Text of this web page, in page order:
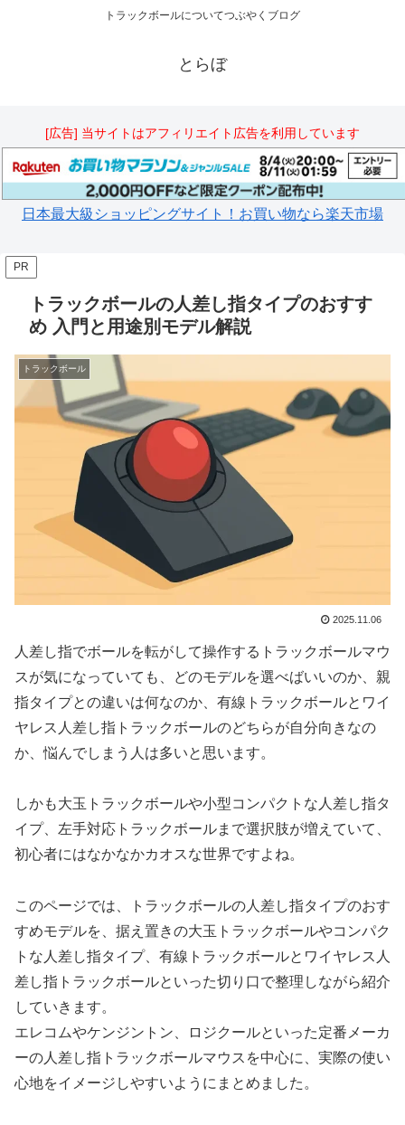
トラックボールについてつぶやくブログ
とらぼ
[広告] 当サイトはアフィリエイト広告を利用しています
日本最大級ショッピングサイト！お買い物なら楽天市場
PR
トラックボールの人差し指タイプのおすす
め 入門と用途別モデル解説
トラックボール
2025.11.06
人差し指でボールを転がして操作するトラックボールマウ
スが気になっていても、どのモデルを選べばいいのか、親
指タイプとの違いは何なのか、有線トラックボールとワイ
ヤレス人差し指トラックボールのどちらが自分向きなの
か、悩んでしまう人は多いと思います。
しかも大玉トラックボールや小型コンパクトな人差し指タ
イプ、左手対応トラックボールまで選択肢が増えていて、
初心者にはなかなかカオスな世界ですよね。
このページでは、トラックボールの人差し指タイプのおす
すめモデルを、据え置きの大玉トラックボールやコンパク
トな人差し指タイプ、有線トラックボールとワイヤレス人
差し指トラックボールといった切り口で整理しながら紹介
していきます。
エレコムやケンジントン、ロジクールといった定番メーカ
ーの人差し指トラックボールマウスを中心に、実際の使い
心地をイメージしやすいようにまとめました。